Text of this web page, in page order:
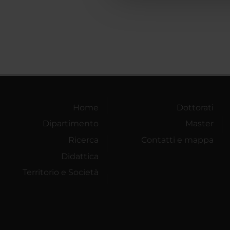
Home
Dipartimento
Ricerca
Didattica
Territorio e Società
Dottorati
Master
Contatti e mappa